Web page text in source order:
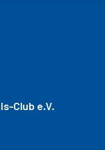
Club e.V.